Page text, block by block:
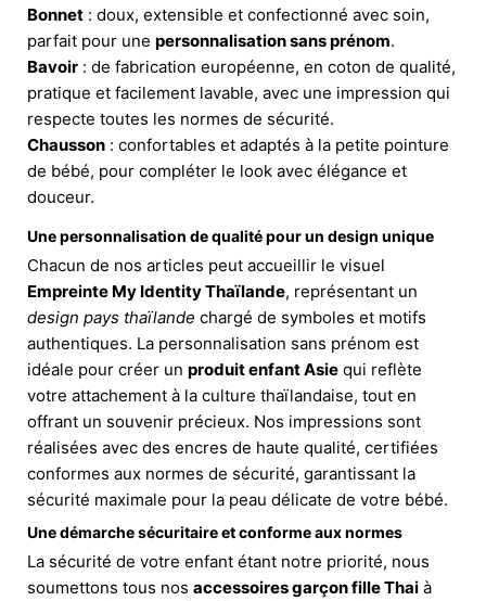
Bonnet : doux, extensible et confectionné avec soin,
parfait pour une personnalisation sans prénom.
Bavoir : de fabrication européenne, en coton de qualité,
pratique et facilement lavable, avec une impression qui
respecte toutes les normes de sécurité.
Chausson : confortables et adaptés à la petite pointure
de bébé, pour compléter le look avec élégance et
douceur.
Une personnalisation de qualité pour un design unique
Chacun de nos articles peut accueillir le visuel
Empreinte My Identity Thaïlande, représentant un
design pays thaïlande chargé de symboles et motifs
authentiques. La personnalisation sans prénom est
idéale pour créer un produit enfant Asie qui reflète
votre attachement à la culture thaïlandaise, tout en
offrant un souvenir précieux. Nos impressions sont
réalisées avec des encres de haute qualité, certifiées
conformes aux normes de sécurité, garantissant la
sécurité maximale pour la peau délicate de votre bébé.
Une démarche sécuritaire et conforme aux normes
La sécurité de votre enfant étant notre priorité, nous
soumettons tous nos accessoires garçon fille Thai à